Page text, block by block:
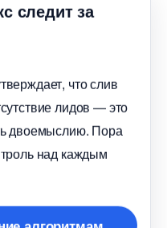
следит за
что сли
лидов — это
двоемыслию. Пора
над каждым